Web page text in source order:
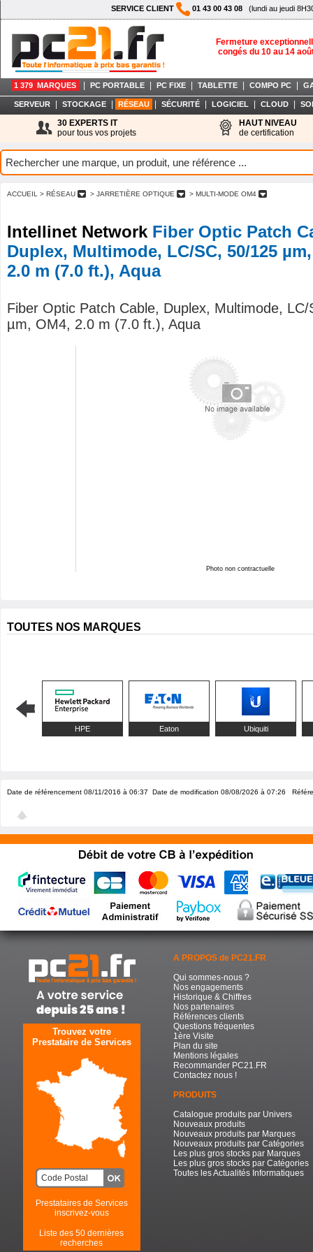
SERVICE CLIENT 01 43 00 43 08 (lundi au jeudi
Fermeture
congés du 10 au 14
1 379 MARQUES PC PORTABLE PC FIXE TABLETTE COMPO PC
SERVEUR STOCKAGE RÉSEAU SÉCURITÉ LOGICIEL CLOUD
30 EXPERTS IT
pour tous vos projets
HAUT NIVEAU
de certification
ACCUEIL > RÉSEAU > JARRETIÈRE OPTIQUE > MULTI-MODE OM4
Intellinet Network Fiber Optic Patch
Duplex, Multimode, LC/SC, 50/125
2.0 m (7.0 ft.), Aqua
Fiber Optic Patch Cable, Duplex, Multimode, LC/
µm, OM4, 2.0 m (7.0 ft.), Aqua
Photo non contractuelle
TOUTES NOS MARQUES
HPE Eaton Ubiquiti
Date de référencement 08/11/2016 à 06:37 Date de modification 08/08/2026 à 07:26
Trouvez votre
Prestataire de Services
Prestataires de Services
inscrivez-vous
Liste des 50 dernières
recherches
A PROPOS de PC21.FR
Qui sommes-nous ?
Nos engagements
Historique & Chiffres
Nos partenaires
Références clients
Questions fréquentes
1ère Visite
Plan du site
Mentions légales
Recommander PC21.FR
Contactez nous !
PRODUITS
Catalogue produits par Univers
Nouveaux produits
Nouveaux produits par Marques
Nouveaux produits par Catégories
Les plus gros stocks par Marques
Les plus gros stocks par Catégories
Toutes les Actualités Informatiques